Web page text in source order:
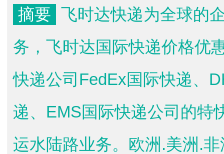
摘要 飞时达快递为全球的
务，飞时达国际快递价格优
快递公司FedEx国际快递、
递、EMS国际快递公司的特
运水陆路业务。欧洲.美洲.